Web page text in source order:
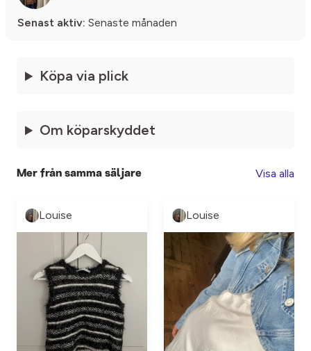
Senast aktiv: Senaste månaden
Köpa via plick
Om köparskyddet
Mer från samma säljare Visa alla
Louise Louise